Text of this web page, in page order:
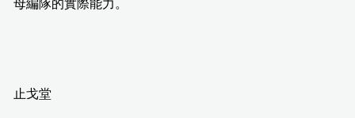
母編隊的實際能力。
止戈堂